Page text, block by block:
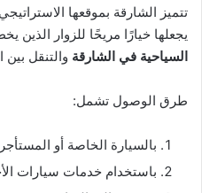
تتميز الشارقة بموقعها
يجعلها خيارًا مريحًا للزوار
السياحية في الشارقة والتنقل بين
طرق الوصول تشمل:
بالسيارة الخاصة أو
باستخدام خدمات سيارات